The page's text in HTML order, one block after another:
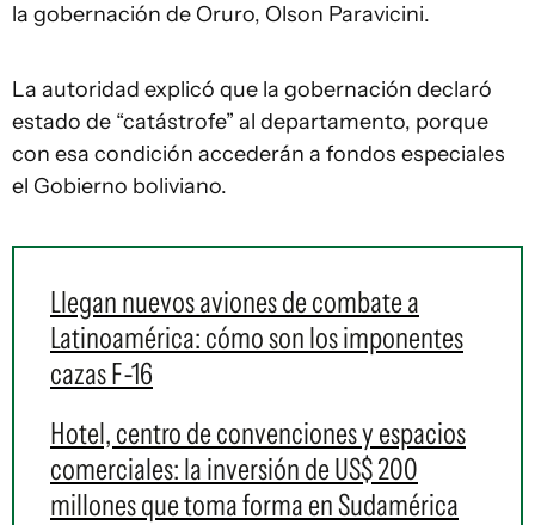
la gobernación de Oruro, Olson Paravicini.
La autoridad explicó que la gobernación declaró
estado de “catástrofe” al departamento, porque
con esa condición accederán a fondos especiales
el Gobierno boliviano.
Llegan nuevos aviones de combate a
Latinoamérica: cómo son los imponentes
cazas F-16
Hotel, centro de convenciones y espacios
comerciales: la inversión de US$ 200
millones que toma forma en Sudamérica